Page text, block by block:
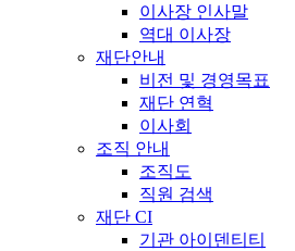
이사장 인사말
역대 이사장
재단안내
비전 및 경영목표
재단 연혁
이사회
조직 안내
조직도
직원 검색
재단 CI
기관 아이덴티티